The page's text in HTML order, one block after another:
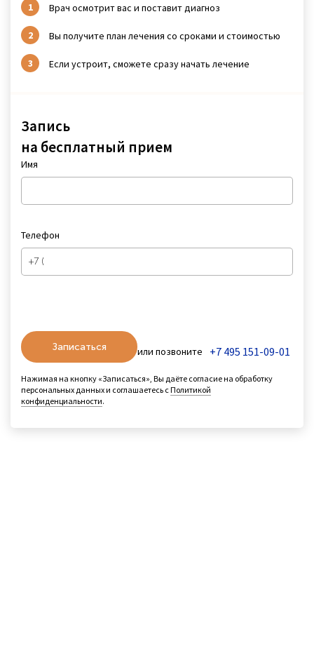
Запись
на бесплатный прием
Имя
Телефон
Записаться или позвоните +7 495 151-09-01
Нажимая на кнопку «Записаться», Вы даёте согласие на обработку
персональных данных и соглашаетесь сПолитикой
конфиденциальности.
Врач осмотрит вас и поставит диагноз
Вы получите план лечения со сроками и стоимостью
Если устроит, сможете сразу начать лечение